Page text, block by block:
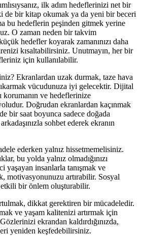
ilk adım hedeflerinizi net bir
de bir kitap okumak ya da yeni bir beceri
bu hedeflerin peşinden gitmek yerine
O zaman neden bir takvim
hedefler koyarak zamanınızı daha
kısaltabilirsiniz. Unutmayın, her bir
için kullanılabilir.
Ekranlardan uzak durmak, taze hava
vücudunuza iyi gelecektir. Dijital
korumanın ve hedeflerinize
Doğrudan ekranlardan kaçınmak
bir saat boyunca sadece doğada
sohbet ederek ekranın
ederken yalnız hissetmemelisiniz.
bu yolda yalnız olmadığınızı
yaşayan insanlarla tanışmak ve
motivasyonunuzu artırabilir. Sosyal
etkili bir önlem oluşturabilir.
dikkat gerektiren bir mücadeledir.
ve yaşam kalitenizi artırmak için
ekrandan kaldırdığınızda,
yeniden keşfedebilirsiniz.